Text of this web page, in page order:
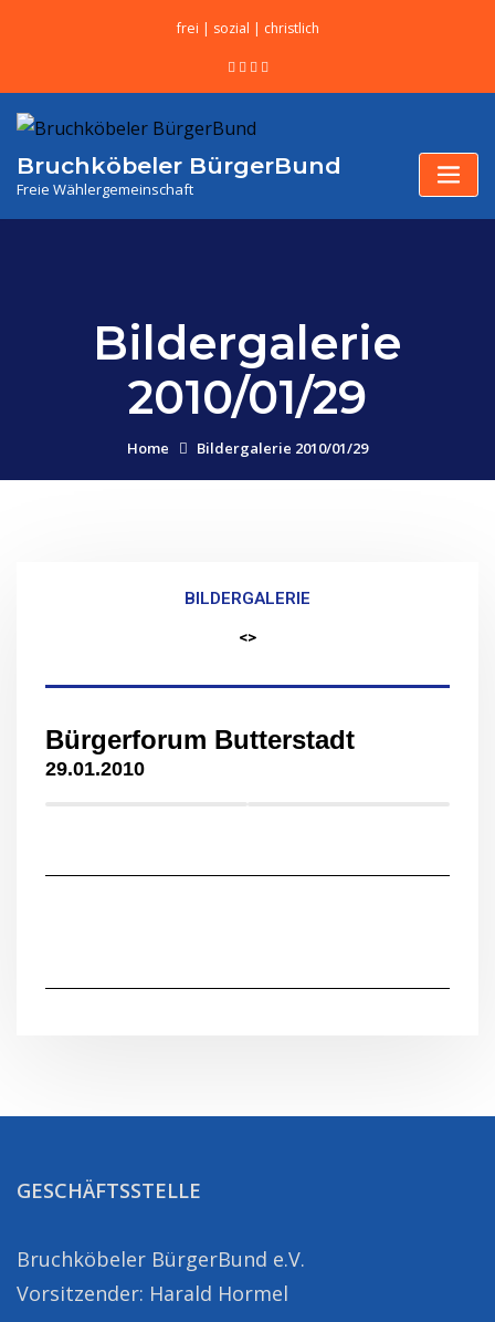
frei | sozial | christlich
Bruchköbeler BürgerBund
Freie Wählergemeinschaft
Bildergalerie
2010/01/29
Home Bildergalerie 2010/01/29
BILDERGALERIE
<>
Bürgerforum Butterstadt
29.01.2010
GESCHÄFTSSTELLE
Bruchköbeler BürgerBund e.V.
Vorsitzender: Harald Hormel